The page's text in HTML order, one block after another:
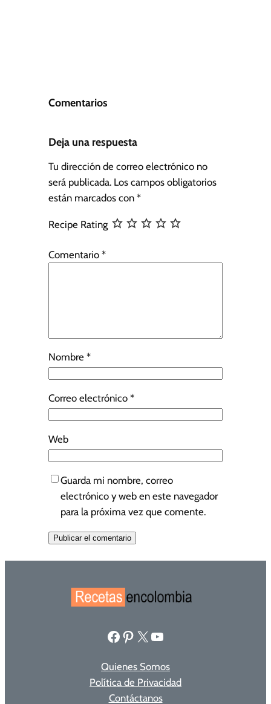
Comentarios
Deja una respuesta
Tu dirección de correo electrónico no
será publicada. Los campos obligatorios
están marcados con *
Recipe Rating
Comentario *
Nombre *
Correo electrónico *
Web
Guarda mi nombre, correo
electrónico y web en este navegador
para la próxima vez que comente.
Facebook Pinterest X YouTube
Quienes Somos
Política de Privacidad
Contáctanos